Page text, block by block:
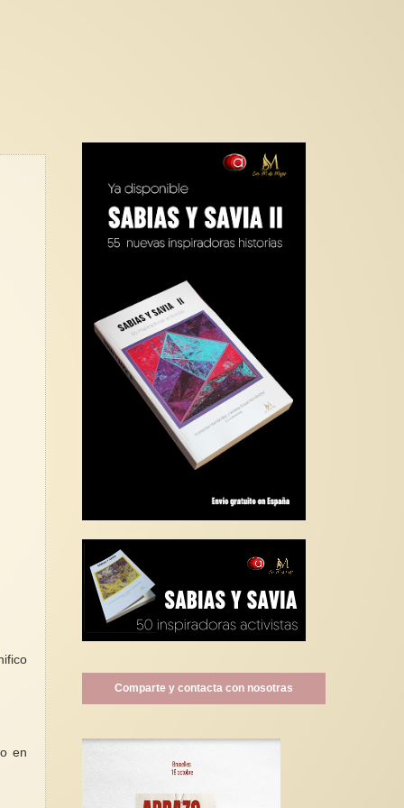
en
Comparte y contacta con nosotras